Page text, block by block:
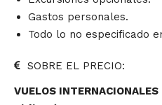
Gastos personales.
Todo lo no especificado
SOBRE EL PRECIO:
VUELOS INTERNACIONALES